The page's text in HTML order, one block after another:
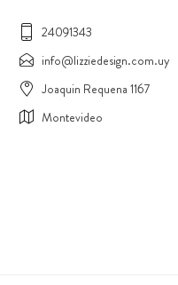
24091343
info@lizziedesign.com.uy
Joaquin Requena 1167
Montevideo